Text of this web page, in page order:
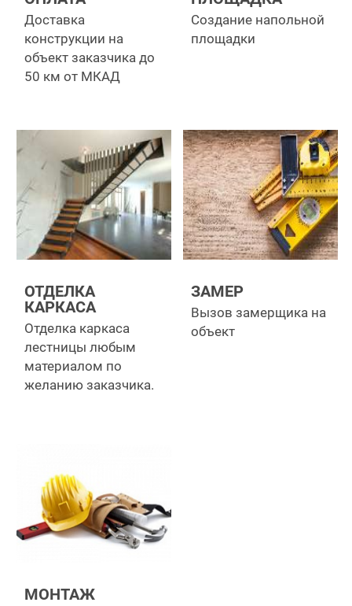
Доставка
конструкции на
объект заказчика до
50 км от МКАД
Создание напольной
площадки
ОТДЕЛКА
КАРКАСА
Отделка каркаса
лестницы любым
материалом по
желанию заказчика.
ЗАМЕР
Вызов замерщика на
объект
МОНТАЖ